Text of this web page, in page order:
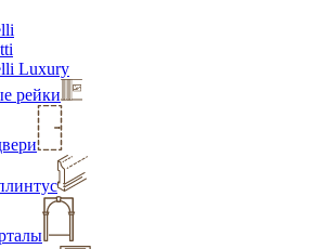
Luxury
рейки